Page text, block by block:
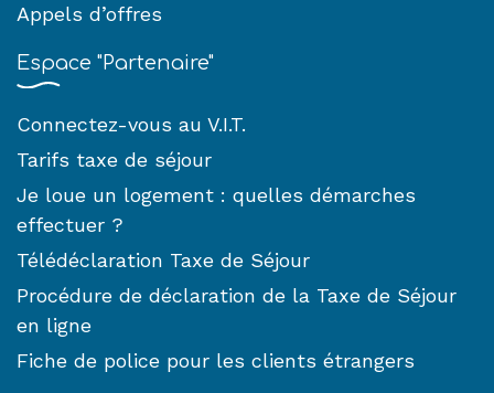
Appels d’offres
Espace "Partenaire"
Connectez-vous au V.I.T.
Tarifs taxe de séjour
Je loue un logement : quelles démarches
effectuer ?
Télédéclaration Taxe de Séjour
Procédure de déclaration de la Taxe de Séjour
en ligne
Fiche de police pour les clients étrangers